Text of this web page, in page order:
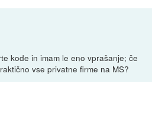
kode in imam le eno vprašanje; če
vse privatne firme na MS?